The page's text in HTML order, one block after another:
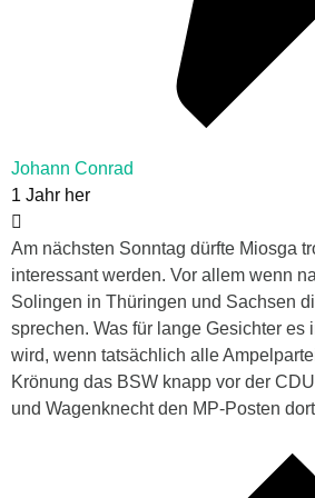
Johann Conrad
1 Jahr her
Am nächsten Sonntag dürfte Miosga
interessant werden. Vor allem wenn
Solingen in Thüringen und Sachsen
sprechen. Was für lange Gesichter es
wird, wenn tatsächlich alle
Krönung das BSW knapp vor der
und Wagenknecht den MP-Posten